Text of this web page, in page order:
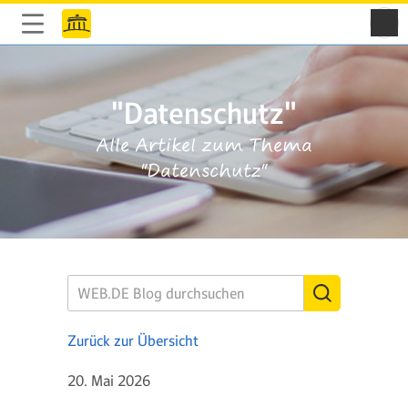
"Datenschutz"
Alle Artikel zum Thema
"Datenschutz"
Zurück zur Übersicht
20. Mai 2026